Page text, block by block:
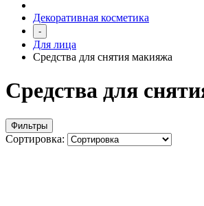
Декоративная косметика
-
Для лица
Средства для снятия макияжа
Средства для
Фильтры
Сортировка: